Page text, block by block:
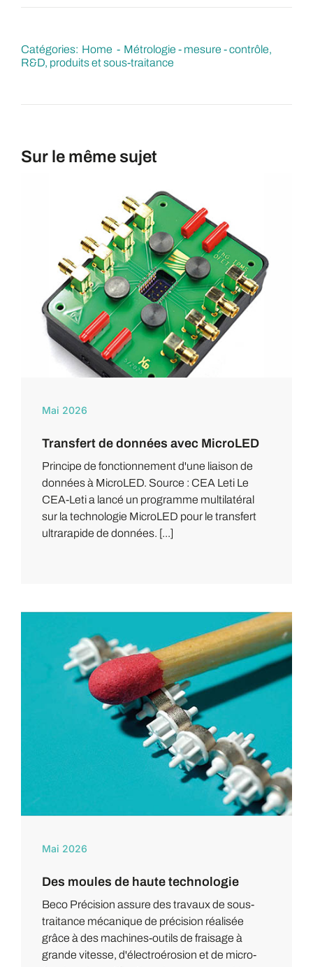
Catégories: Home
Métrologie - mesure - contrôle
R&D, produits et sous-traitance
Sur le même sujet
Mai 2026
Transfert de données avec MicroLED
Principe de fonctionnement d'une liaison de
données à MicroLED. Source : CEA Leti Le
CEA-Leti a lancé un programme multilatéral
sur la technologie MicroLED pour le transfert
ultrarapide de données. [...]
Mai 2026
Des moules de haute technologie
Beco Précision assure des travaux de sous-
traitance mécanique de précision réalisée
grâce à des machines-outils de fraisage à
grande vitesse, d'électroérosion et de micro-